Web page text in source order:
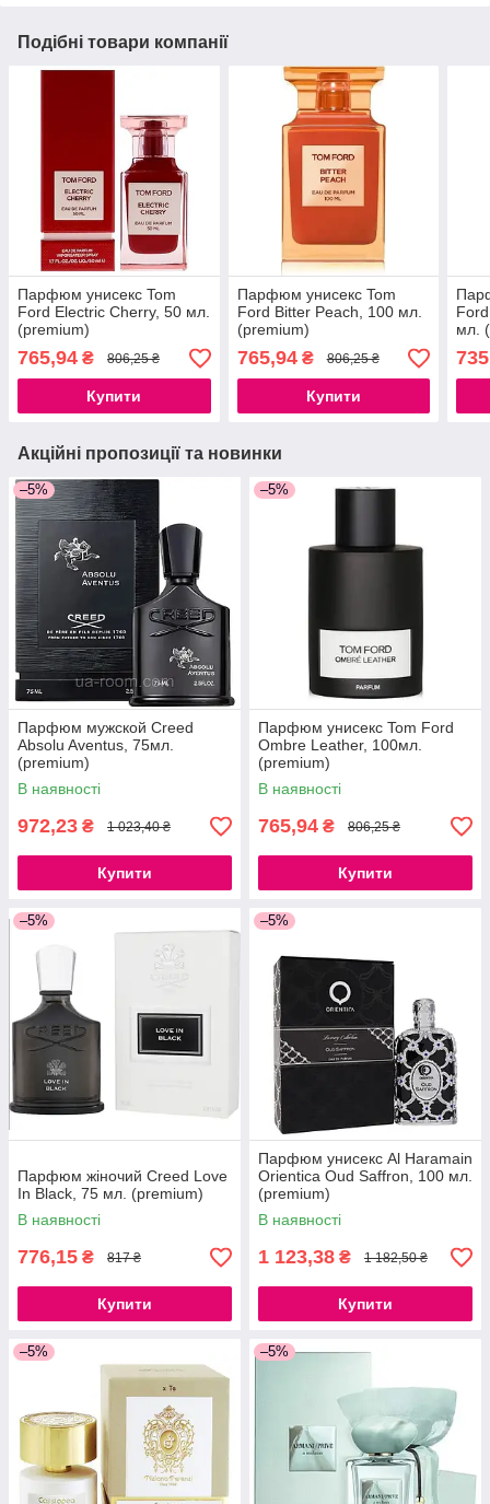
Подібні товари компанії
Парфюм унисекс Tom
Ford Electric Cherry, 50 мл.
(premium)
765,94 ₴ 806,25 ₴
Купити
Парфюм унисекс Tom
Ford Bitter Peach, 100 мл.
(premium)
765,94₴ 806,25 ₴
Купити
мл.
Акційні пропозиції та новинки
–5%
Парфюм мужской Creed
Absolu Aventus, 75мл.
(premium)
В наявності
972,23 ₴ 1 023,40 ₴
Купити
–5%
Парфюм унисекс Tom Ford
Ombre Leather, 100мл.
(premium)
В наявності
765,94 ₴ 806,25 ₴
Купити
–5%
Парфюм жіночий Creed Love
In Black, 75 мл. (premium)
В наявності
776,15 ₴ 817 ₴
Купити
–5%
Парфюм унисекс Al Haramain
Orientica Oud Saffron, 100 мл.
(premium)
В наявності
1 123,38 ₴ 1 182,50 ₴
Купити
–5% –5%